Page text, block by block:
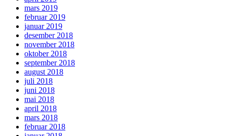
mars 2019
februar 2019
januar 2019
desember 2018
november 2018
oktober 2018
september 2018
august 2018
juli 2018
juni 2018
mai 2018
april 2018
mars 2018
februar 2018